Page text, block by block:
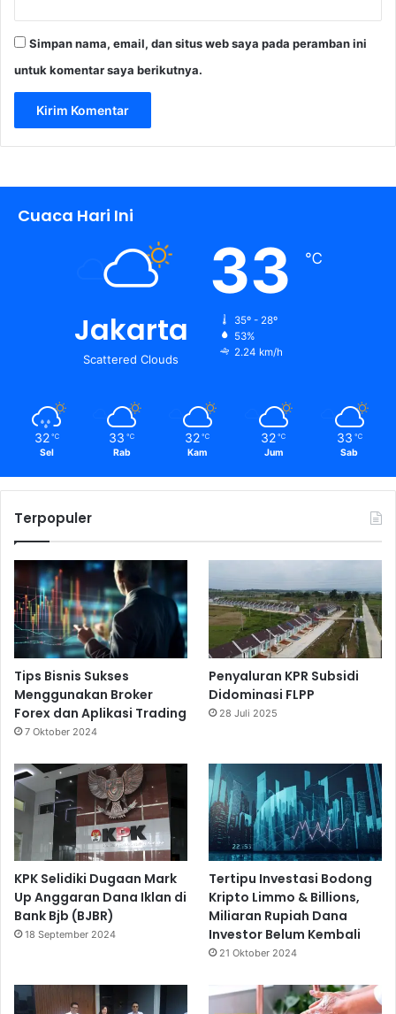
Simpan nama, email, dan situs web saya pada peramban ini
untuk komentar saya berikutnya.
Cuaca Hari Ini
Jakarta
Scattered Clouds
33 ℃
35º - 28º
53%
2.24 km/h
32 ℃
Sel
33 ℃
Rab
32 ℃
Kam
32 ℃
Jum
33 ℃
Sab
Terpopuler
Tips Bisnis Sukses
Menggunakan Broker
Forex dan Aplikasi Trading
7 Oktober 2024
Penyaluran KPR Subsidi
Didominasi FLPP
28 Juli 2025
KPK Selidiki Dugaan Mark
Up Anggaran Dana Iklan di
Bank Bjb (BJBR)
18 September 2024
Tertipu Investasi Bodong
Kripto Limmo & Billions,
Miliaran Rupiah Dana
Investor Belum Kembali
21 Oktober 2024